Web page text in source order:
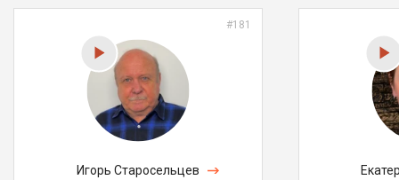
#181
Игорь Старосельцев